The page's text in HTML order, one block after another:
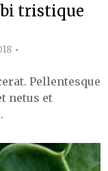
tristique
Pellentesque
netus et